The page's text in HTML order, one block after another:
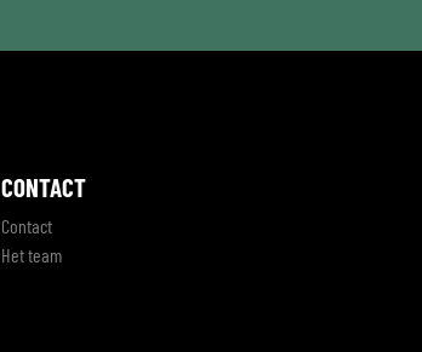
CONTACT
Contact
Het team